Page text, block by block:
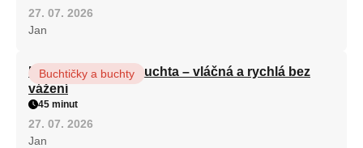
27. 07. 2026
Jan
Hrnková maková buchta – vláčná a rychlá bez
vážení
Buchtičky a buchty
45 minut
27. 07. 2026
Jan